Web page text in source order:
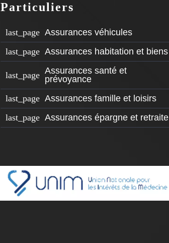
Particuliers
Assurances véhicules
Assurances habitation et biens
Assurances santé et
prévoyance
Assurances famille et loisirs
Assurances épargne et retraite